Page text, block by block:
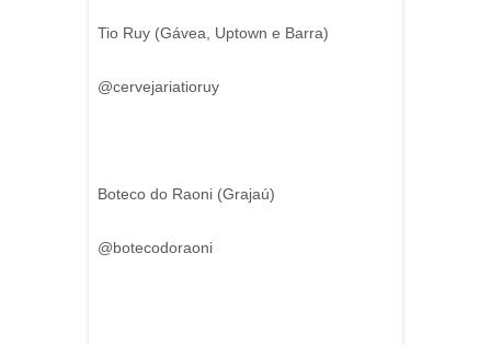
Tio Ruy (Gávea, Uptown e Barra)
@cervejariatioruy
Boteco do Raoni (Grajaú)
@botecodoraoni